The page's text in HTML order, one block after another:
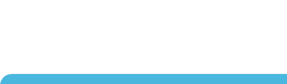
<br> - в комплекте предусмотрены две мини-губки;<br>